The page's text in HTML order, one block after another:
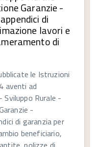
Garanzie -
di
lavori e
di
le Istruzioni
aventi ad
Rurale -
-
di garanzia per
beneficiario,